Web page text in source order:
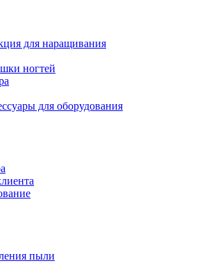
для наращивания
ногтей
для оборудования
пыли